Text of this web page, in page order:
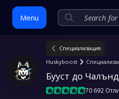
Menu
Skip
Специализация
Huskyboost
Бууст до
70 692